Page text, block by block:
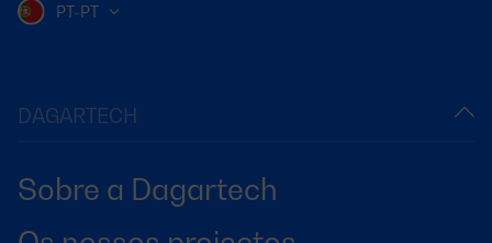
DAGARTECH
Sobre a Dagartech
PT-PT